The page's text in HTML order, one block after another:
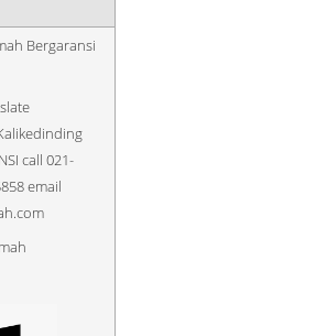
Bergaransi
call 021-
email